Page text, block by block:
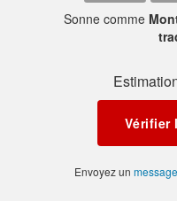
Sonne comme
Vérifier
Envoyez un